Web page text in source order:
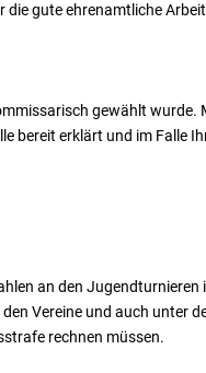
gute ehrenamtliche
gewählt
bereit erklärt und im Falle
an den Jugendturnieren
Vereine und auch unter
rechnen müssen.